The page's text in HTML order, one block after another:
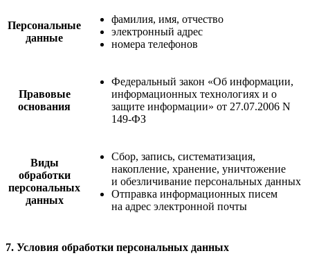
Персональные
данные
фамилия, имя, отчество
электронный адрес
номера телефонов
Правовые
основания
Федеральный закон «Об информации,
информационных технологиях и о
защите информации» от 27.07.2006 N
149-ФЗ
Виды
обработки
персональных
данных
Сбор, запись, систематизация,
накопление, хранение, уничтожение
и обезличивание персональных данных
Отправка информационных писем
на адрес электронной почты
7. Условия обработки персональных данных